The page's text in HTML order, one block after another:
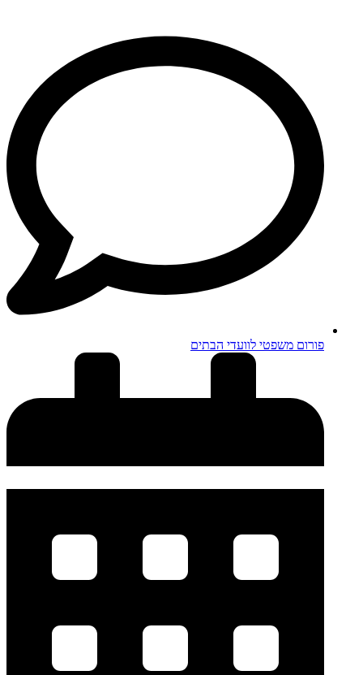
פורום משפטי לוועדי הבתים